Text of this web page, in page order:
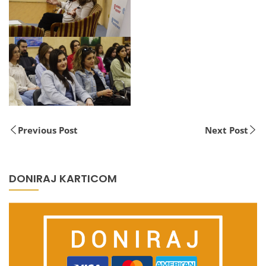
Previous Post Next Post
DONIRAJ KARTICOM